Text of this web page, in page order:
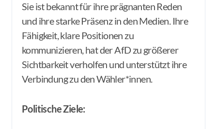
Sie ist bekannt für ihre prägnanten Reden
und ihre starke Präsenz in den Medien. Ihre
Fähigkeit, klare Positionen zu
kommunizieren, hat der AfD zu größerer
Sichtbarkeit verholfen und unterstützt ihre
Verbindung zu den Wähler*innen.
Politische Ziele: